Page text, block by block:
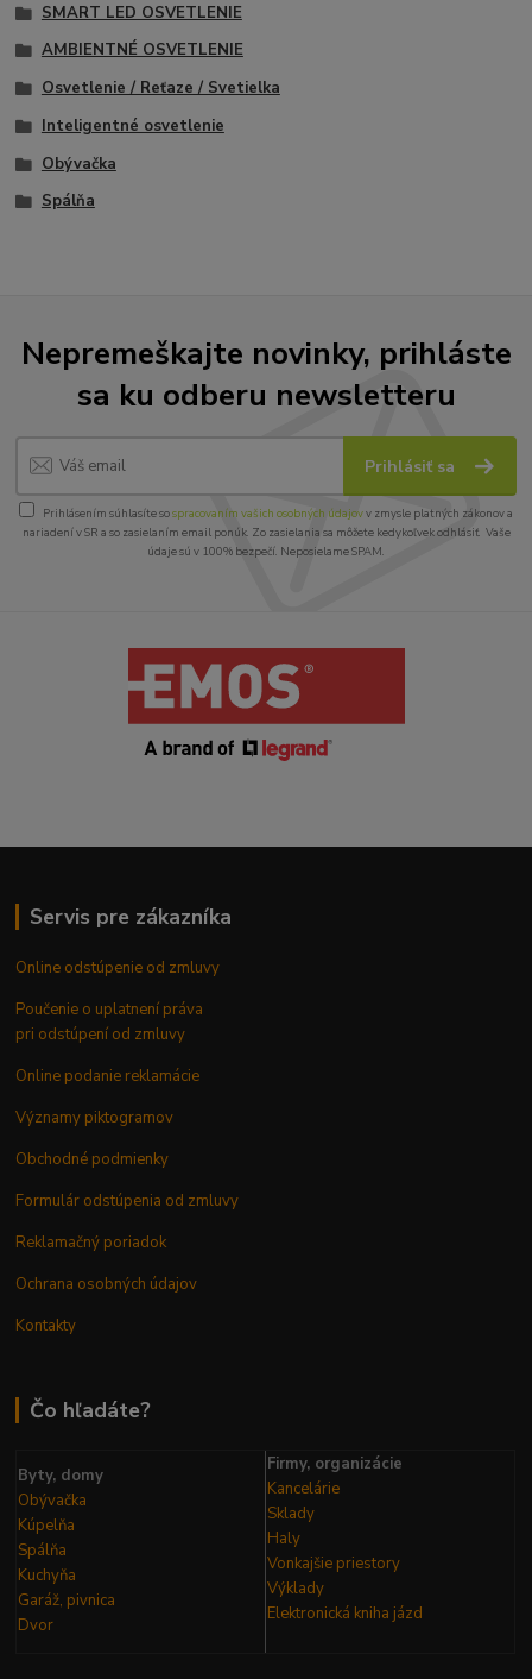
SMART LED OSVETLENIE
AMBIENTNÉ OSVETLENIE
Osvetlenie / Reťaze / Svetielka
Inteligentné osvetlenie
Obývačka
Spálňa
Nepremeškajte novinky, prihláste
sa ku odberu newsletteru
Prihlásiť sa
Prihlásením súhlasíte sospracovaním vašich osobných údajovv zmysle platných zákonov a
nariadení v SR a so zasielaním email ponúk. Zo zasielania sa môžete kedykoľvek odhlásiť. Vaše
údaje sú v 100% bezpečí. Neposielame SPAM.
Servis pre zákazníka
Online odstúpenie od zmluvy
Poučenie o uplatnení práva
pri odstúpení od zmluvy
Online podanie reklamácie
Významy piktogramov
Obchodné podmienky
Formulár odstúpenia od zmluvy
Reklamačný poriadok
Ochrana osobných údajov
Kontakty
Čo hľadáte?
Byty, domy
Obývačka
Kúpelňa
Spálňa
Kuchyňa
Garáž, pivnica
Dvor
Firmy, organizácie
Kancelárie
Sklady
Haly
Vonkajšie priestory
Výklady
Elektronická kniha jázd